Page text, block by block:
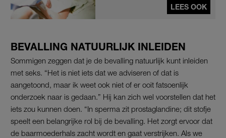
LEES OOK
BEVALLING NATUURLIJK INLEIDEN
Sommigen zeggen dat je de bevalling natuurlijk kunt inleiden
met seks. “Het is niet iets dat we adviseren of dat is
aangetoond, maar ik weet ook niet of er ooit fatsoenlijk
onderzoek naar is gedaan.” Hij kan zich wel voorstellen dat het
iets zou kunnen doen. “In sperma zit prostaglandine; dit stofje
speelt een belangrijke rol bij de bevalling. Het zorgt ervoor dat
de baarmoederhals zacht wordt en gaat verstrijken. Als we